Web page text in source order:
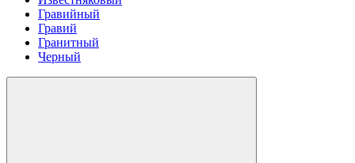
Гравийный
Гравий
Гранитный
Черный